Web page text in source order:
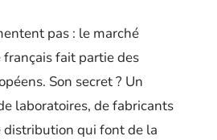
pas : le marché
fait partie des
Son secret ? Un
laboratoires, de fabricants
distribution qui font de la